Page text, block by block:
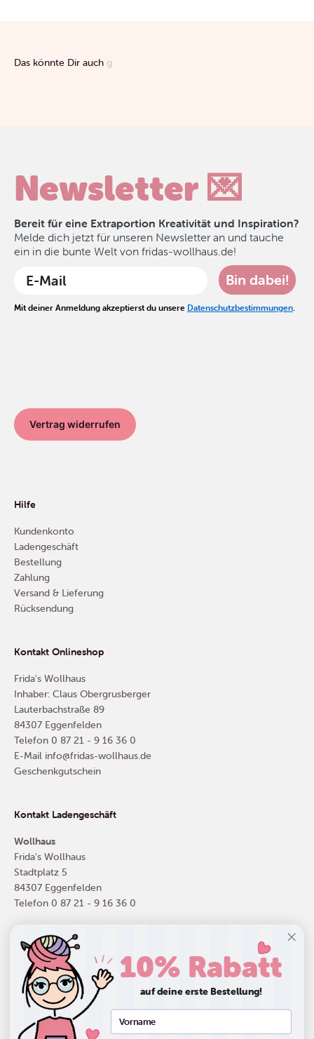
Newsletter 💌
Bereit für eine Extraportion Kreativität und Inspiration?
Melde dich jetzt für unseren Newsletter an und tauche
ein in die bunte Welt von fridas-wollhaus.de!
Bin dabei!
Mit deiner Anmeldung akzeptierst du unsere Datenschutzbestimmungen
Vertrag widerrufen
Hilfe
Kundenkonto
Ladengeschäft
Bestellung
Zahlung
Versand & Lieferung
Rücksendung
Kontakt Onlineshop
Frida's Wollhaus
Inhaber: Claus Obergrusberger
Lauterbachstraße 89
84307 Eggenfelden
Telefon 0 87 21 - 9 16 36 0
E-Mail info@fridas-wollhaus.de
Geschenkgutschein
Kontakt Ladengeschäft
Wollhaus
Frida's Wollhaus
Stadtplatz 5
84307 Eggenfelden
Telefon 0 87 21 - 9 16 36 0
Deutschland (EUR €)
10% Rabatt
auf deine erste Bestellung!